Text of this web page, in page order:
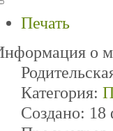
Печать
о
Категория:
Создано: 18